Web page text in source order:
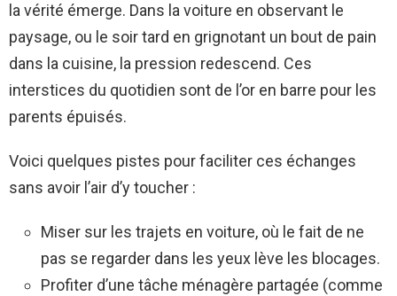
la vérité émerge. Dans la voiture en observant le
paysage, ou le soir tard en grignotant un bout de pain
dans la cuisine, la pression redescend. Ces
interstices du quotidien sont de l’or en barre pour les
parents épuisés.
Voici quelques pistes pour faciliter ces échanges
sans avoir l’air d’y toucher :
Miser sur les trajets en voiture, où le fait de ne
pas se regarder dans les yeux lève les blocages.
Profiter d’une tâche ménagère partagée (comme